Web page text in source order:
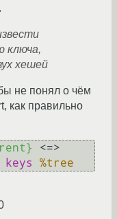
ключа,
хешей
не понял о чём
как правильно
keys %tree